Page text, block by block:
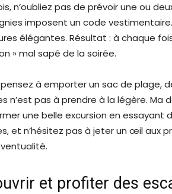
n’oubliez pas de prévoir une ou
imposent un code
élégantes. Résultat : à chaque
» mal sapé de la soirée.
pensez à emporter un sac de plage,
n’est pas à prendre à la légère. Ma
une belle excursion en essayant
et n’hésitez pas à jeter un œil aux
et profiter des